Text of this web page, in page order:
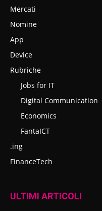
Mercati
Nomine
App
Device
Rubriche
Jobs for IT
Digital Communication
Economics
FantaICT
.ing
FinanceTech
ULTIMI ARTICOLI